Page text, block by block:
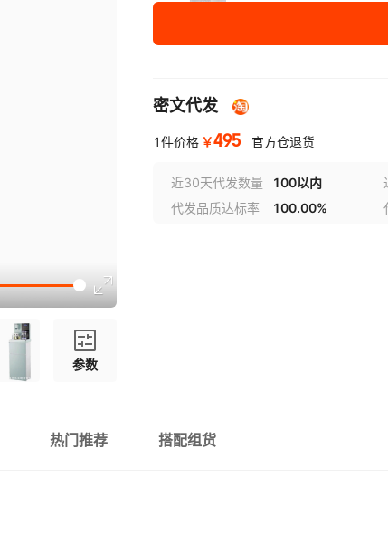
参数
密文代发
1件价格 ￥495 官方仓退货
近30天代发数量 100以内
代发品质达标率
100.00%
热门推荐 搭配组货